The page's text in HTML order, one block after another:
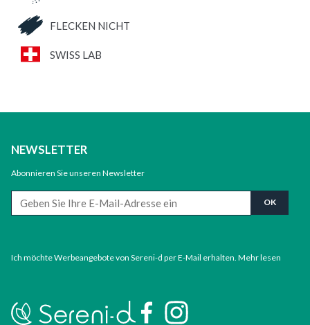
FLECKEN NICHT
SWISS LAB
NEWSLETTER
Abonnieren Sie unseren Newsletter
Ich möchte Werbeangebote von Sereni-d per E-Mail erhalten. Mehr lesen